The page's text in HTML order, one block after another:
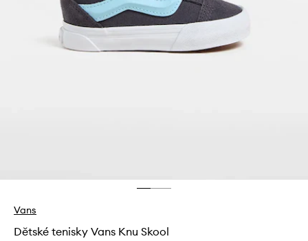
Vans
Dětské tenisky Vans Knu Skool